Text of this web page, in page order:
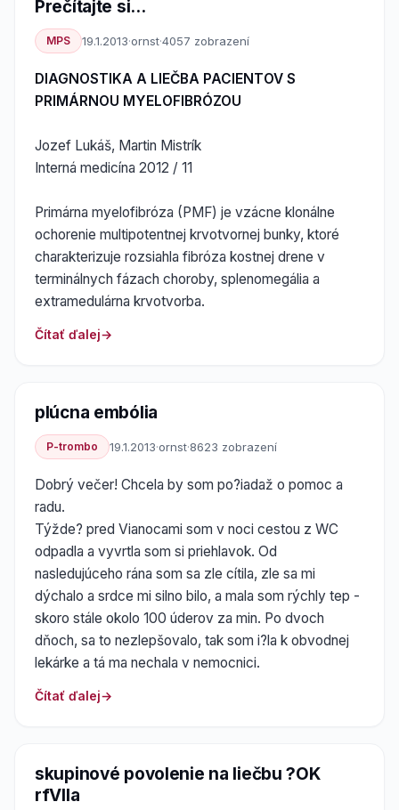
Prečítajte si...
MPS 19.1.2013·ornst·4057 zobrazení
DIAGNOSTIKA A LIEČBA PACIENTOV S
PRIMÁRNOU MYELOFIBRÓZOU
Jozef Lukáš, Martin Mistrík
Interná medicína 2012 / 11
Primárna myelofibróza (PMF) je vzácne klonálne
ochorenie multipotentnej krvotvornej bunky, ktoré
charakterizuje rozsiahla fibróza kostnej drene v
terminálnych fázach choroby, splenomegália a
extramedulárna krvotvorba.
Čítať ďalej
plúcna embólia
P-trombo 19.1.2013·ornst·8623 zobrazení
Dobrý večer! Chcela by som po?iadaž o pomoc a
radu.
Týžde? pred Vianocami som v noci cestou z WC
odpadla a vyvrtla som si priehlavok. Od
nasledujúceho rána som sa zle cítila, zle sa mi
dýchalo a srdce mi silno bilo, a mala som rýchly tep -
skoro stále okolo 100 úderov za min. Po dvoch
dňoch, sa to nezlepšovalo, tak som i?la k obvodnej
lekárke a tá ma nechala v nemocnici.
Čítať ďalej
skupinové povolenie na liečbu ?OK
rfVIIa